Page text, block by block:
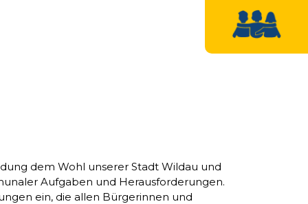
dem Wohl unserer Stadt Wildau und
Aufgaben und Herausforderungen.
ein, die allen Bürgerinnen und